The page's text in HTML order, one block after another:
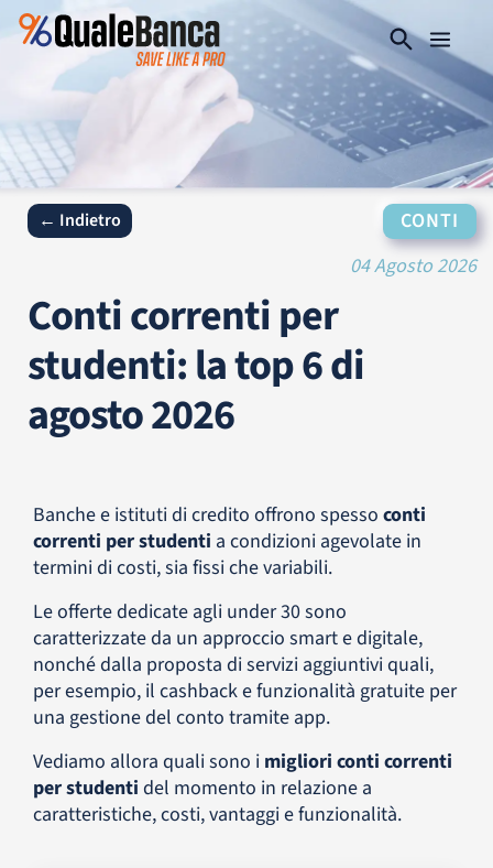
← Indietro
CONTI
04 Agosto 2026
Conti correnti per
studenti: la top 6 di
agosto 2026
Banche e istituti di credito offrono spesso conti
correnti per studenti a condizioni agevolate in
termini di costi, sia fissi che variabili.
Le offerte dedicate agli under 30 sono
caratterizzate da un approccio smart e digitale,
nonché dalla proposta di servizi aggiuntivi quali,
per esempio, il cashback e funzionalità gratuite per
una gestione del conto tramite app.
Vediamo allora quali sono i migliori conti correnti
per studenti del momento in relazione a
caratteristiche, costi, vantaggi e funzionalità.